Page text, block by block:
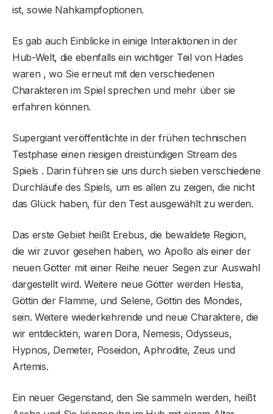
ist, sowie Nahkampfoptionen.
Es gab auch Einblicke in einige Interaktionen in der
Hub-Welt, die ebenfalls ein wichtiger Teil von Hades
waren , wo Sie erneut mit den verschiedenen
Charakteren im Spiel sprechen und mehr über sie
erfahren können.
Supergiant veröffentlichte in der frühen technischen
Testphase einen riesigen dreistündigen Stream des
Spiels . Darin führen sie uns durch sieben verschiedene
Durchläufe des Spiels, um es allen zu zeigen, die nicht
das Glück haben, für den Test ausgewählt zu werden.
Das erste Gebiet heißt Erebus, die bewaldete Region,
die wir zuvor gesehen haben, wo Apollo als einer der
neuen Götter mit einer Reihe neuer Segen zur Auswahl
dargestellt wird. Weitere neue Götter werden Hestia,
Göttin der Flamme, und Selene, Göttin des Mondes,
sein. Weitere wiederkehrende und neue Charaktere, die
wir entdeckten, waren Dora, Nemesis, Odysseus,
Hypnos, Demeter, Poseidon, Aphrodite, Zeus und
Artemis.
Ein neuer Gegenstand, den Sie sammeln werden, heißt